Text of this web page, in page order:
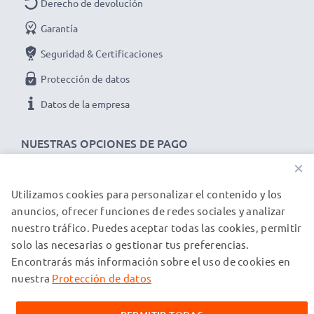
Marca:subtel
Capacidad: 2250mAh
Voltaje : 7.2V - 7.4V
Color
★ 3 años de garantía ★
productos de alta calidad. ¡Por esa razón ofrecemos 3
NUESTRAS OPCIONES DE PAGO
Derecho de devolución
Garantía
Seguridad & Certificaciones
Protección de datos
Datos de la empresa
NUESTROS PARTNERS DE ENVÍO
© subtel.es 2026
Todos los precios incluyen IVA y excluyen los costos de envío.
Tenga en cuenta que todas las marcas registradas que
mencionan en nuestras páginas web exclusivamente para
×
Utilizamos cookies para personalizar el contenido y los
anuncios, ofrecer funciones de redes sociales y analizar
nuestro tráfico. Puedes aceptar todas las cookies, permitir
solo las necesarias o gestionar tus preferencias.
Encontrarás más información sobre el uso de cookies en
nuestra Protección de datos